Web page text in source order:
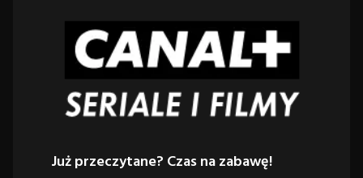
Już przeczytane? Czas na zabawę!